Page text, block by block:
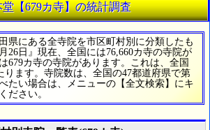
【679カ寺】の統計調査
県にある全寺院を市区町村別に分類したも
26日』現在、全国には76,660カ寺の寺院が
679カ寺の寺院があります。これは、全国
ります。寺院数は、全国の47都道府県で第
たい場合は、メニューの【全文検索】にキ
ださい。